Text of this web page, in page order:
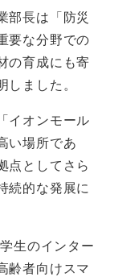
部長は「防災
要な分野での
の育成にも寄
しました。
イオンモール
い場所であ
点としてさら
続的な発展に
生のインター
齢者向けスマ